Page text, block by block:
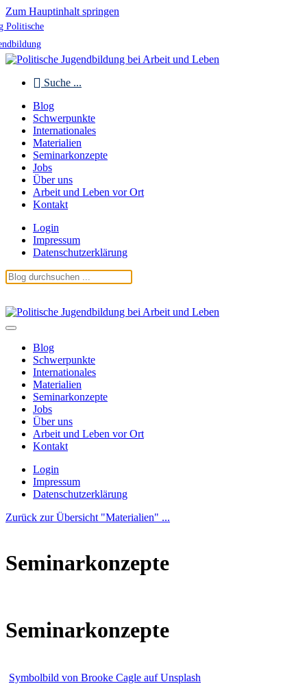
Zum Hauptinhalt springen
Politische
Suche ...
Blog
Schwerpunkte
Internationales
Materialien
Seminarkonzepte
Jobs
Über uns
Arbeit und Leben vor Ort
Kontakt
Login
Impressum
Datenschutzerklärung
Blog
Schwerpunkte
Internationales
Materialien
Seminarkonzepte
Jobs
Über uns
Arbeit und Leben vor Ort
Kontakt
Login
Impressum
Datenschutzerklärung
Zurück zur Übersicht "Materialien" ...
Seminarkonzepte
Seminarkonzepte
Symbolbild von Brooke Cagle auf Unsplash